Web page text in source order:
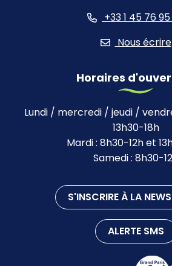
+33 1 45 76
Nous écrire
Horaires
Lundi / mercredi / jeudi /
13h30-18h
Mardi : 8h30-12h et
Samedi : 8h30-
S'INSCRIRE À LA
ALERTE SMS